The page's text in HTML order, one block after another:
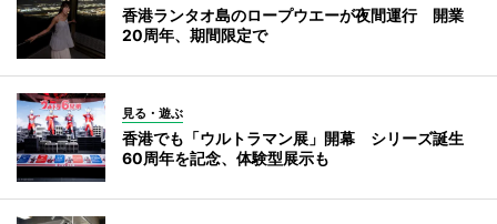
香港ランタオ島のロープウエーが夜間運行 開業
20周年、期間限定で
見る・遊ぶ
香港でも「ウルトラマン展」開幕 シリーズ誕生
60周年を記念、体験型展示も